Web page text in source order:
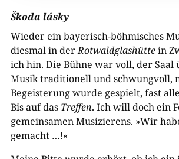
Škoda lásky
Wieder ein bayerisch-böhmisches
diesmal in derRotwaldglashüttein
ich hin. Die Bühne war voll, der Saal
Musik traditionell und schwungvoll,
Begeisterung wurde gespielt, fast
Bis auf das Treffen. Ich will doch ein
gemeinsamen Musizierens. »Wir
gemacht …!«